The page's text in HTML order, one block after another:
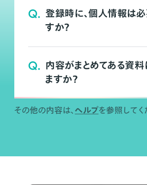
Q. 登録時に、個人情報は
すか？
Q. 内容がまとめてある資料
ますか？
その他の内容は、 ヘルプを参照してく